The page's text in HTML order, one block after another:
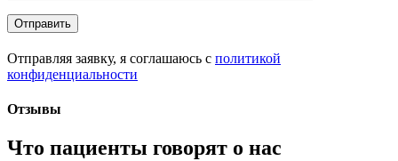
Отправить
Отправляя заявку, я соглашаюсь с политикой
конфиденциальности
Отзывы
Что пациенты говорят о нас